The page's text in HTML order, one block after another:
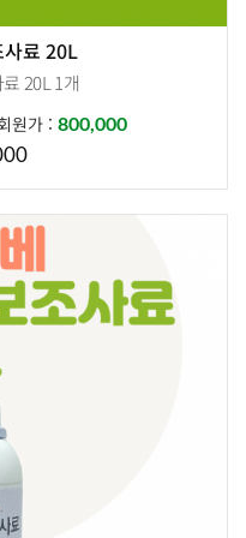
사료 20L
20L 1개
셔야 개봉됩니다.
원가 : 800,000